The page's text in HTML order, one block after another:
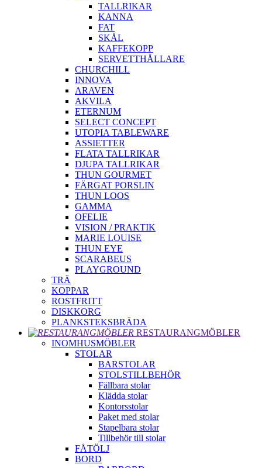
TALLRIKAR
KANNA
FAT
SKÅL
KAFFEKOPP
SERVETTHÅLLARE
CHURCHILL
INNOVA
ARAVEN
AKVILA
ETERNUM
SELECT CONCEPT
UTOPIA TABLEWARE
ASSIETTER
FLATA TALLRIKAR
DJUPA TALLRIKAR
THUN GOURMET
FÄRGAT PORSLIN
THUN LOOS
GAMMA
OFELIE
VISION / PRAKTIK
MARIE LOUISE
THUN EYE
SCARABEUS
PLAYGROUND
TRÄ
KOPPAR
ROSTFRITT
DISKKORG
PLANKSTEKSBRÄDA
RESTAURANGMÖBLER
INOMHUSMÖBLER
STOLAR
BARSTOLAR
STOLSTILLBEHÖR
Fällbara stolar
Klädda stolar
Kontorsstolar
Paket med stolar
Stapelbara stolar
Tillbehör till stolar
FÅTÖLJ
BORD